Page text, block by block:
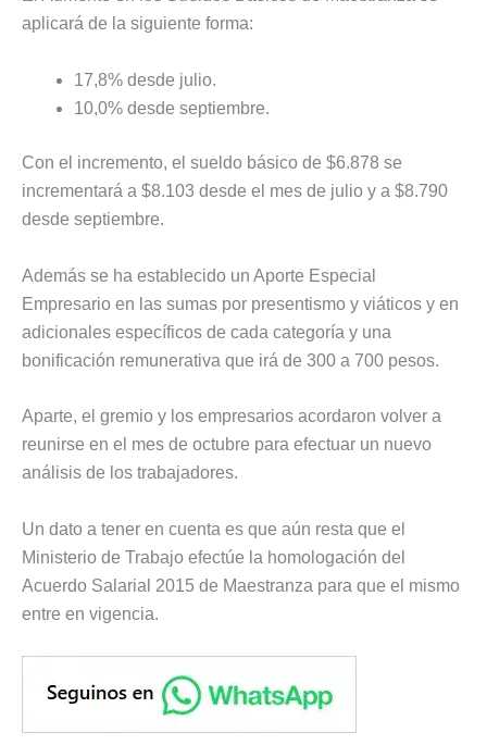
aplicará de la siguiente forma:
17,8% desde julio.
10,0% desde septiembre.
Con el incremento, el sueldo básico de $6.878 se
incrementará a $8.103 desde el mes de julio y a $8.790
desde septiembre.
Además se ha establecido un Aporte Especial
Empresario en las sumas por presentismo y viáticos y en
adicionales específicos de cada categoría y una
bonificación remunerativa que irá de 300 a 700 pesos.
Aparte, el gremio y los empresarios acordaron volver a
reunirse en el mes de octubre para efectuar un nuevo
análisis de los trabajadores.
Un dato a tener en cuenta es que aún resta que el
Ministerio de Trabajo efectúe la homologación del
Acuerdo Salarial 2015 de Maestranza para que el mismo
entre en vigencia.